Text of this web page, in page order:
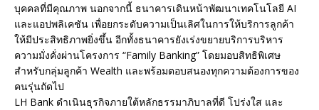
บุคคลที่มีคุณภาพ นอกจากนี้ ธนาคารเดินหน้าพัฒนาเทคโนโลยี AI
และแอปพลิเคชัน เพื่อยกระดับความเป็นเลิศในการให้บริการลูกค้า
ให้มีประสิทธิภาพยิ่งขึ้น อีกทั้งธนาคารยังเร่งขยายบริการบริหาร
ความมั่งคั่งผ่านโครงการ “Family Banking” โดยมอบสิทธิพิเศษ
สำหรับกลุ่มลูกค้า Wealth และพร้อมตอบสนองทุกความต้องการของ
คนรุ่นถัดไป
LH Bank ดำเนินธุรกิจภายใต้หลักธรรมาภิบาลที่ดี โปร่งใส และ